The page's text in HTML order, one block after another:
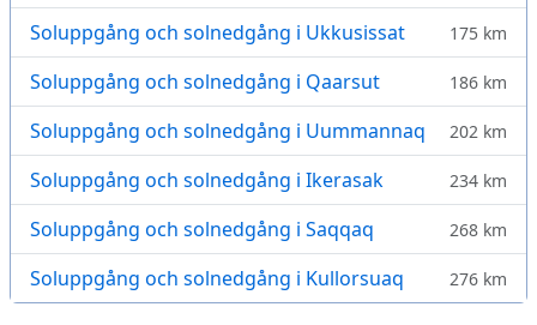
Soluppgång och solnedgång i Ukkusissat 175 km
Soluppgång och solnedgång i Qaarsut 186 km
Soluppgång och solnedgång i Uummannaq 202 km
Soluppgång och solnedgång i Ikerasak 234 km
Soluppgång och solnedgång i Saqqaq 268 km
Soluppgång och solnedgång i Kullorsuaq 276 km